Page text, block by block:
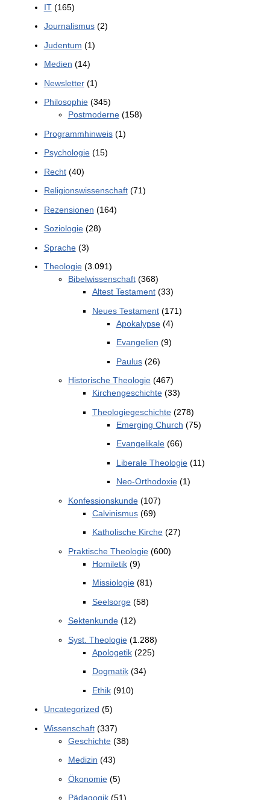
IT(165)
Journalismus(2)
Judentum (1)
Medien (14)
Newsletter(1)
Philosophie(345)
Postmoderne(158)
Programmhinweis(1)
Psychologie(15)
Recht(40)
Religionswissenschaft(71)
Rezensionen (164)
Soziologie(28)
Sprache(3)
Theologie(3.091)
Bibelwissenschaft(368)
Altest Testament(33)
Neues Testament(171)
Apokalypse(4)
Evangelien (9)
Paulus(26)
Historische Theologie(467)
Kirchengeschichte(33)
Theologiegeschichte(278)
Emerging Church (75)
Evangelikale(66)
Liberale Theologie(11)
Neo-Orthodoxie(1)
Konfessionskunde(107)
Calvinismus(69)
Katholische Kirche(27)
Praktische Theologie(600)
Homiletik(9)
Missiologie(81)
Seelsorge(58)
Sektenkunde(12)
Syst. Theologie(1.288)
Apologetik(225)
Dogmatik(34)
Ethik(910)
Uncategorized (5)
Wissenschaft(337)
Geschichte(38)
Medizin (43)
Ökonomie(5)
Pädagogik(51)